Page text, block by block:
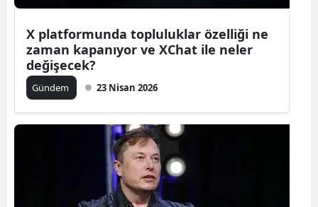
X platformunda topluluklar özelliği ne
zaman kapanıyor ve XChat ile neler
değişecek?
Gündem 23 Nisan 2026